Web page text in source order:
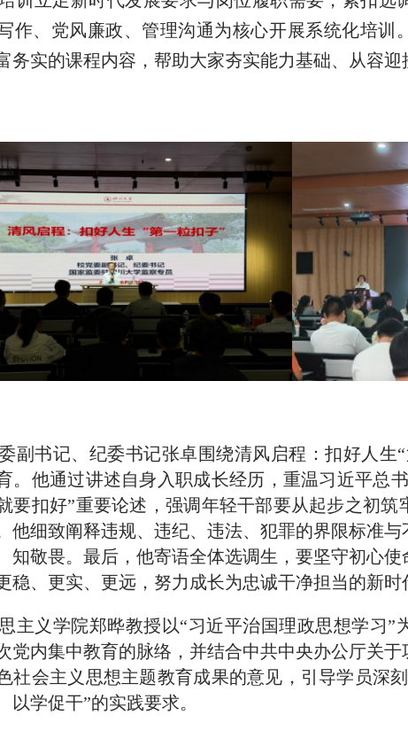
作、党风廉政、管理沟通为核心开展系统化培训
务实的课程内容，帮助大家夯实能力基础、从容迎
副书记、纪委书记张卓围绕清风启程：扣好人生
。他通过讲述自身入职成长经历，重温习近平总
要扣好”重要论述，强调年轻干部要从起步之初筑
他细致阐释违规、违纪、违法、犯罪的界限标准
知敬畏。最后，他寄语全体选调生，要坚守初心
稳、更实、更远，努力成长为忠诚干净担当的新时
主义学院郑晔教授以“习近平治国理政思想学习”
党内集中教育的脉络，并结合中共中央办公厅关
社会主义思想主题教育成果的意见，引导学员深
以学促干”的实践要求。